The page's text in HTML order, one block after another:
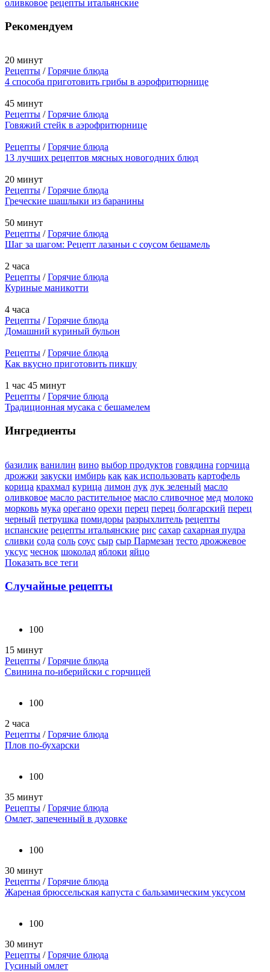
оливковое рецепты итальянские
Рекомендуем
20 минут
Рецепты /Горячие блюда
4 способа приготовить грибы в аэрофритюрнице
45 минут
Рецепты /Горячие блюда
Говяжий стейк в аэрофритюрнице
Рецепты /Горячие блюда
13 лучших рецептов мясных новогодних блюд
20 минут
Рецепты /Горячие блюда
Греческие шашлыки из баранины
50 минут
Рецепты /Горячие блюда
Шаг за шагом: Рецепт лазаньи с соусом бешамель
2 часа
Рецепты /Горячие блюда
Куриные маникотти
4 часа
Рецепты /Горячие блюда
Домашний куриный бульон
Рецепты /Горячие блюда
Как вкусно приготовить пикшу
1 час 45 минут
Рецепты /Горячие блюда
Традиционная мусака с бешамелем
Ингредиенты
базилик ванилин вино выбор продуктов говядина горчица
дрожжи закуски имбирь как как использовать картофель
корица крахмал курица лимон лук лук зеленый масло
оливковое масло растительное масло сливочное мед молоко
морковь мука орегано орехи перец перец болгарский перец
черный петрушка помидоры разрыхлитель рецепты
испанские рецепты итальянские рис сахар сахарная пудра
сливки сода соль соус сыр сыр Пармезан тесто дрожжевое
уксус чеснок шоколад яблоки яйцо
Показать все теги
Случайные рецепты
100
15 минут
Рецепты /Горячие блюда
Свинина по-иберийски с горчицей
100
2 часа
Рецепты /Горячие блюда
Плов по-бухарски
100
35 минут
Рецепты /Горячие блюда
Омлет, запеченный в духовке
100
30 минут
Рецепты /Горячие блюда
Жареная брюссельская капуста с бальзамическим уксусом
100
30 минут
Рецепты /Горячие блюда
Гусиный омлет